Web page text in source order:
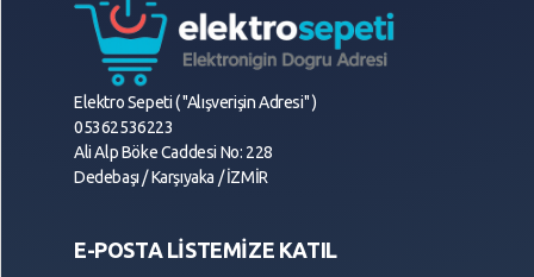
Elektro Sepeti ( "Alışverişin Adresi" )
05362536223
Ali Alp Böke Caddesi No: 228
Dedebaşı / Karşıyaka / İZMİR
E-POSTA LİSTEMİZE KATIL